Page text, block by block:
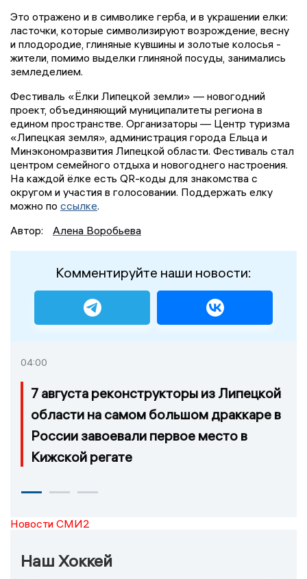
Это отражено и в символике герба, и в украшении елки:
ласточки, которые символизируют возрождение, весну
и плодородие, глиняные кувшины и золотые колосья -
жители, помимо выделки глиняной посуды, занимались
земледелием.
Фестиваль «Ёлки Липецкой земли» — новогодний
проект, объединяющий муниципалитеты региона в
едином пространстве. Организаторы — Центр туризма
«Липецкая земля», администрация города Ельца и
Минэкономразвития Липецкой области. Фестиваль стал
центром семейного отдыха и новогоднего настроения.
На каждой ёлке есть QR-коды для знакомства с
округом и участия в голосовании. Поддержать елку
можно по ссылке.
Автор:
Алена Воробьева
Комментируйте наши новости:
04:00
7 августа реконструкторы из Липецкой
области на самом большом драккаре в
России завоевали первое место в
Кижской регате
Новости СМИ2
Наш Хоккей